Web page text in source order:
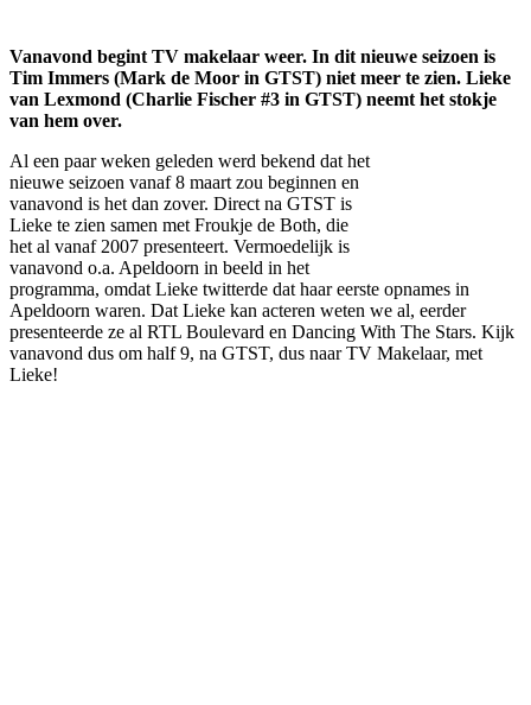
Vanavond begint TV makelaar weer. In dit nieuwe seizoen is
Tim Immers (Mark de Moor in GTST) niet meer te zien. Lieke
van Lexmond (Charlie Fischer #3 in GTST) neemt het stokje
van hem over.
Al een paar weken geleden werd bekend dat het
nieuwe seizoen vanaf 8 maart zou beginnen en
vanavond is het dan zover. Direct na GTST is
Lieke te zien samen met Froukje de Both, die
het al vanaf 2007 presenteert. Vermoedelijk is
vanavond o.a. Apeldoorn in beeld in het
programma, omdat Lieke twitterde dat haar eerste opnames in
Apeldoorn waren. Dat Lieke kan acteren weten we al, eerder
presenteerde ze al RTL Boulevard en Dancing With The Stars. Kijk
vanavond dus om half 9, na GTST, dus naar TV Makelaar, met
Lieke!